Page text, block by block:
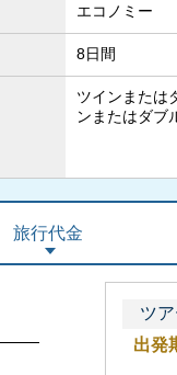
エコノミー
8日間
ツインまたは
ンまたはダブ
旅行代金
ツ
出発